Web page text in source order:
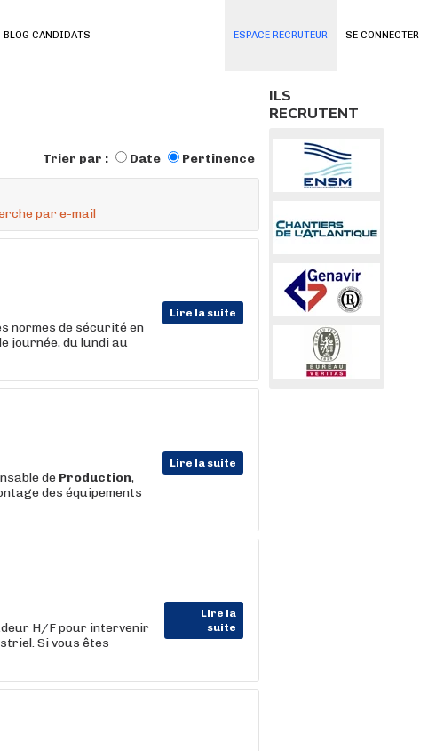
SE CONNECTER
BLOG CANDIDATS ESPACE RECRUTEUR
Trier par : Date Pertinence
par e-mail
Lire la suite
normes de sécurité en
journée, du lundi au
Lire la suite
de Production,
des équipements
Lire la
suite
H/F pour intervenir
Si vous êtes
ILS
RECRUTENT